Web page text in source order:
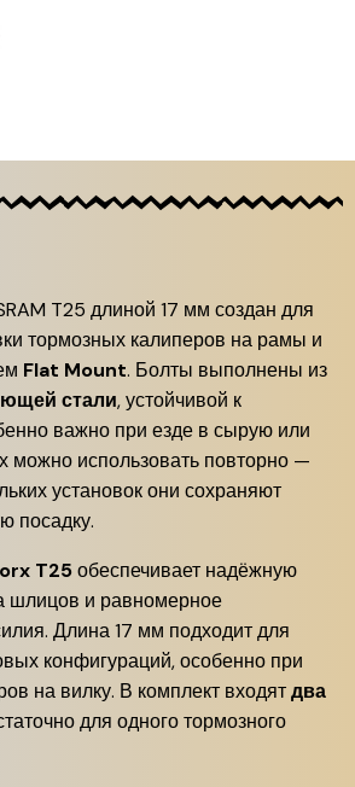
T25 длиной 17 мм создан для
тормозных калиперов на рамы и
Flat Mount. Болты выполнены из
стали, устойчивой к
важно при езде в сырую или
можно использовать повторно —
установок они сохраняют
посадку.
T25обеспечивает надёжную
шлицов и равномерное
Длина 17 мм подходит для
конфигураций, особенно при
на вилку. В комплект входятдва
для одного тормозного